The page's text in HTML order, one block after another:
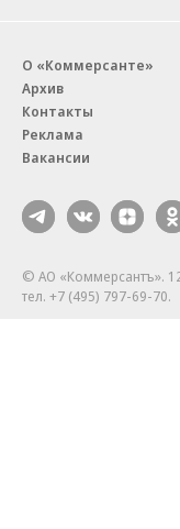
О «Коммерсанте»
Архив
Контакты
Реклама
Вакансии
© АО «Коммерсантъ».
тел. +7 (495) 797-69-70.